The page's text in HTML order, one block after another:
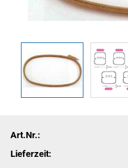
Art.Nr.:
Lieferzeit: